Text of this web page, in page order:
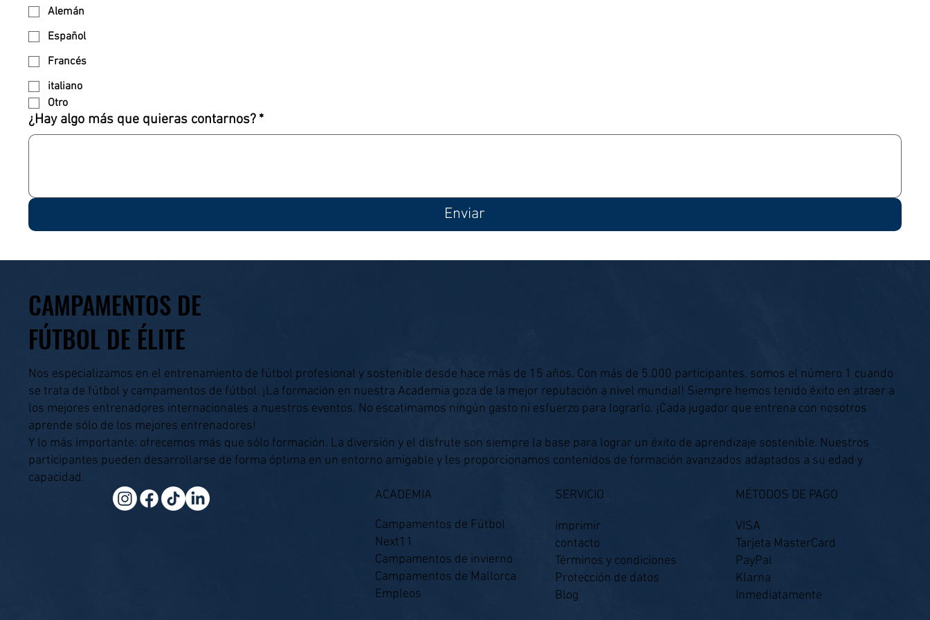
Alemán
Español
Francés
italiano
Otro
¿Hay algo más que quieras contarnos? *
Enviar
CAMPAMENTOS DE
FÚTBOL DE ÉLITE
Nos especializamos en el entrenamiento de fútbol profesional y sostenible desde hace más de 15 años. Con más de 5.000 participantes, somos el número 1 cuando
se trata de fútbol y campamentos de fútbol. ¡La formación en nuestra Academia goza de la mejor reputación a nivel mundial! Siempre hemos tenido éxito en atraer a
los mejores entrenadores internacionales a nuestros eventos. No escatimamos ningún gasto ni esfuerzo para lograrlo. ¡Cada jugador que entrena con nosotros
aprende sólo de los mejores entrenadores!
Y lo más importante: ofrecemos más que sólo formación. La diversión y el disfrute son siempre la base para lograr un éxito de aprendizaje sostenible. Nuestros
participantes pueden desarrollarse de forma óptima en un entorno amigable y les proporcionamos contenidos de formación avanzados adaptados a su edad y
capacidad.
ACADEMIA
Campamentos de Fútbol
Next11
Campamentos de invierno
Campamentos de Mallorca
Empleos
SERVICIO
imprimir
contacto
Términos y condiciones
Protección de datos
Blog
MÉTODOS DE PAGO
VISA
Tarjeta MasterCard
PayPal
Klarna
Inmediatamente